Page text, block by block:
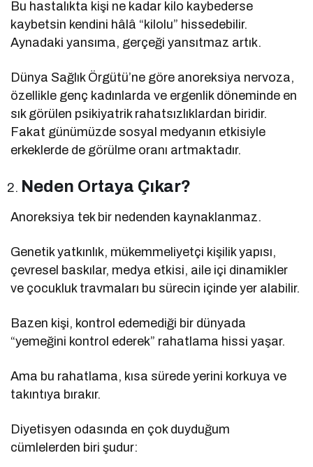
Bu hastalıkta kişi ne kadar kilo kaybederse
kaybetsin kendini hâlâ “kilolu” hissedebilir.
Aynadaki yansıma, gerçeği yansıtmaz artık.
Dünya Sağlık Örgütü’ne göre anoreksiya nervoza,
özellikle genç kadınlarda ve ergenlik döneminde en
sık görülen psikiyatrik rahatsızlıklardan biridir.
Fakat günümüzde sosyal medyanın etkisiyle
erkeklerde de görülme oranı artmaktadır.
Neden Ortaya Çıkar?
Anoreksiya tek bir nedenden kaynaklanmaz.
Genetik yatkınlık, mükemmeliyetçi kişilik yapısı,
çevresel baskılar, medya etkisi, aile içi dinamikler
ve çocukluk travmaları bu sürecin içinde yer alabilir.
Bazen kişi, kontrol edemediği bir dünyada
“yemeğini kontrol ederek” rahatlama hissi yaşar.
Ama bu rahatlama, kısa sürede yerini korkuya ve
takıntıya bırakır.
Diyetisyen odasında en çok duyduğum
cümlelerden biri şudur: